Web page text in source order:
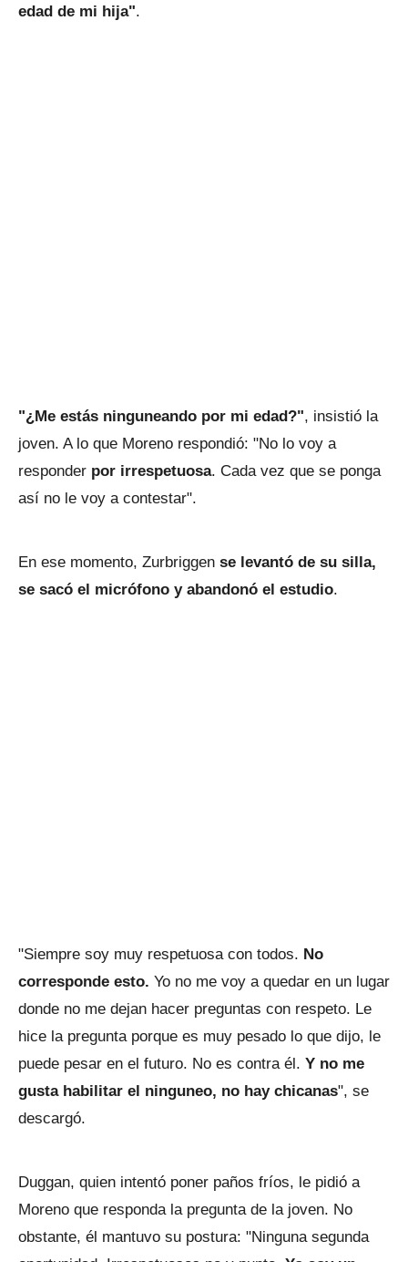
edad de mi hija".
"¿Me estás ninguneando por mi edad?", insistió la
joven. A lo que Moreno respondió: "No lo voy a
responder por irrespetuosa. Cada vez que se ponga
así no le voy a contestar".
En ese momento, Zurbriggen se levantó de su silla,
se sacó el micrófono y abandonó el estudio.
"Siempre soy muy respetuosa con todos. No
corresponde esto. Yo no me voy a quedar en un lugar
donde no me dejan hacer preguntas con respeto. Le
hice la pregunta porque es muy pesado lo que dijo, le
puede pesar en el futuro. No es contra él. Y no me
gusta habilitar el ninguneo, no hay chicanas", se
descargó.
Duggan, quien intentó poner paños fríos, le pidió a
Moreno que responda la pregunta de la joven. No
obstante, él mantuvo su postura: "Ninguna segunda